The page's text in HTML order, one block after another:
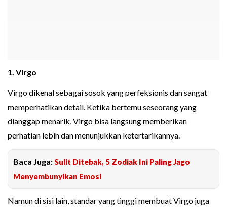
1. Virgo
Virgo dikenal sebagai sosok yang perfeksionis dan sangat
memperhatikan detail. Ketika bertemu seseorang yang
dianggap menarik, Virgo bisa langsung memberikan
perhatian lebih dan menunjukkan ketertarikannya.
Baca Juga:Sulit Ditebak, 5 Zodiak Ini Paling Jago
Menyembunyikan Emosi
Namun di sisi lain, standar yang tinggi membuat Virgo juga